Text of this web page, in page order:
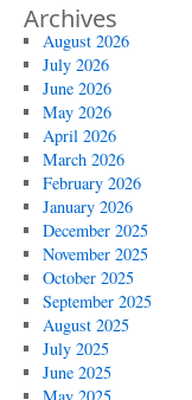
Archives
August 2026
July 2026
June 2026
May 2026
April 2026
March 2026
February 2026
January 2026
December 2025
November 2025
October 2025
September 2025
August 2025
July 2025
June 2025